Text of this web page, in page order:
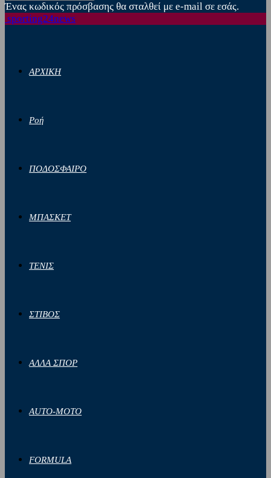
Ένας κωδικός πρόσβασης θα σταλθεί με e-mail σε εσάς.
sporting24news
ΑΡΧΙΚΗ
Ροή
ΠΟΔΟΣΦΑΙΡΟ
ΜΠΑΣΚΕΤ
ΤΕΝΙΣ
ΣΤΙΒΟΣ
ΑΛΛΑ ΣΠΟΡ
AUTO-MOTO
FORMULA